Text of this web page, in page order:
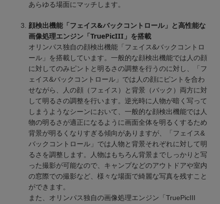
あらゆる場面にマッチします。
顔検出機能「フェイス&バックコントロール」と高性能な
画像処理エンジン「TruePicIII」を搭載
オリンパス独自の顔検出機能「フェイス&バックコントロ
ール」を搭載しています。一般的な顔検出機能では人の顔
に対してのみピントと明るさの調整を行うのに対し、「フ
ェイス&バックコントロール」では人の顔にピントを合わ
せながら、人の顔（フェイス）と背景（バック）両方に対
して明るさの調整を行います。逆光時に人物が暗く写って
しまうようなシーンにおいて、一般的な顔検出機能では人
物の明るさが適正になるように画面全体を明るくするため
背景が明るくなりすぎる傾向がありますが、「フェイス&
バックコントロール」では人物と背景それぞれに対して明
るさを調整します。人物はもちろん背景までしっかりと写
った撮影が可能なので、キャンプなどのアウトドアや室内
の窓際での撮影など、様々な場面で綺麗な写真を残すこと
ができます。
また、オリンパス独自の画像処理エンジン「TruePicIII